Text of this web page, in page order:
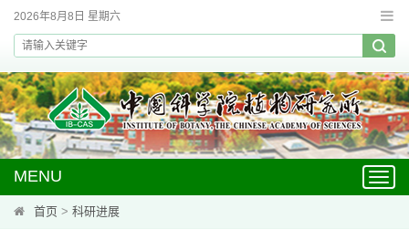
2026年8月8日 星期六
MENU
首页 > 科研进展